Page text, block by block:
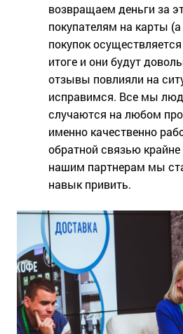
возвращаем деньги за
покупателям на карты (а
покупок
итоге и они будут
отзывы повлияли на
исправимся. Все мы
случаются на любом
именно качественно
обратной связью
нашим партнерам мы
навык привить.